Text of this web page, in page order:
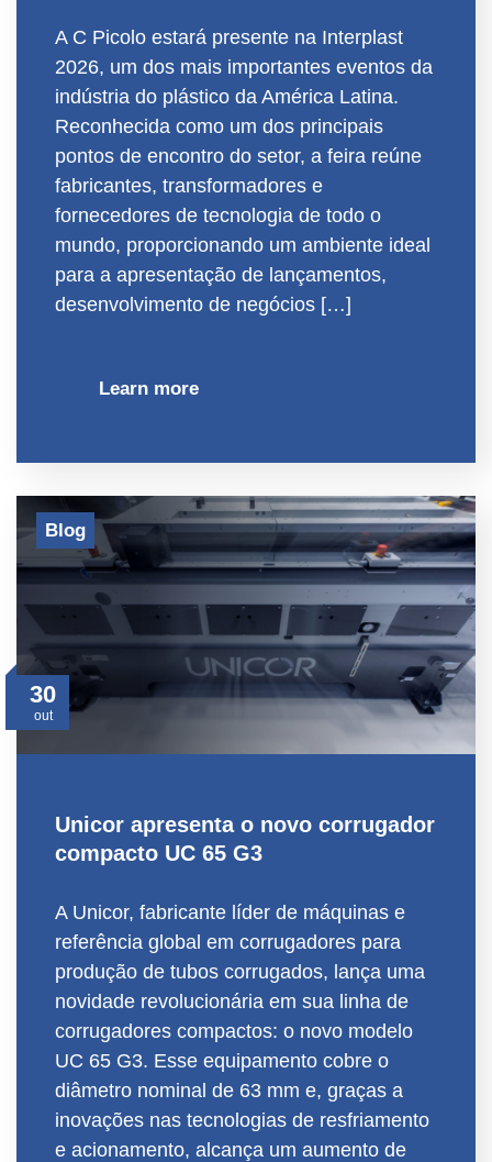
A C Picolo estará presente na Interplast
2026, um dos mais importantes eventos da
indústria do plástico da América Latina.
Reconhecida como um dos principais
pontos de encontro do setor, a feira reúne
fabricantes, transformadores e
fornecedores de tecnologia de todo o
mundo, proporcionando um ambiente ideal
para a apresentação de lançamentos,
desenvolvimento de negócios […]
Learn more
30
out
Blog
Unicor apresenta o novo corrugador
compacto UC 65 G3
A Unicor, fabricante líder de máquinas e
referência global em corrugadores para
produção de tubos corrugados, lança uma
novidade revolucionária em sua linha de
corrugadores compactos: o novo modelo
UC 65 G3. Esse equipamento cobre o
diâmetro nominal de 63 mm e, graças a
inovações nas tecnologias de resfriamento
e acionamento, alcança um aumento de